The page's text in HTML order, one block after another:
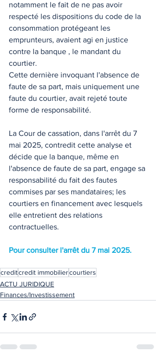
notamment le fait de ne pas avoir
respecté les dispositions du code de la
consommation protégeant les
emprunteurs, avaient agi en justice
contre la banque , le mandant du
courtier.
Cette dernière invoquant l'absence de
faute de sa part, mais uniquement une
faute du courtier, avait rejeté toute
forme de responsabilité.
La Cour de cassation, dans l'arrêt du 7
mai 2025, contredit cette analyse et
décide que la banque, même en
l'absence de faute de sa part, engage sa
responsabilité du fait des fautes
commises par ses mandataires; les
courtiers en financement avec lesquels
elle entretient des relations
contractuelles.
Pour consulter l'arrêt du 7 mai 2025.
creditcredit immobiliercourtiers
ACTU JURIDIQUE
Finances/Investissement